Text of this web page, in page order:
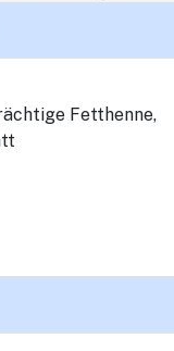
Fetthenne,